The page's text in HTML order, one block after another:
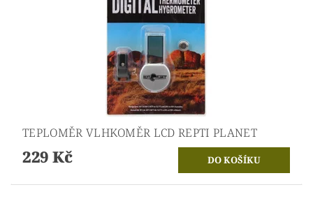
TEPLOMĚR VLHKOMĚR LCD REPTI PLANET
229 Kč